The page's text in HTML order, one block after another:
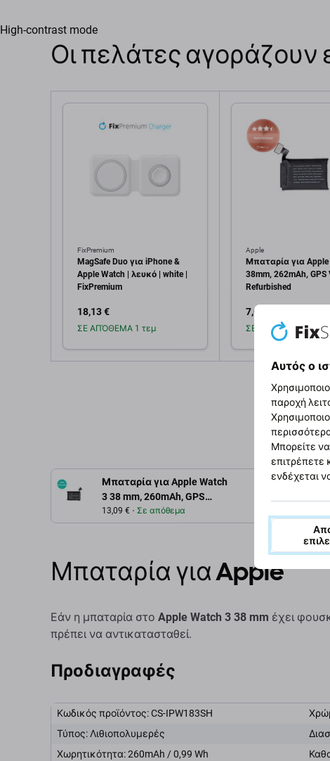
High-contrast mode
Οι πελάτες αγοράζουν
FixPremium
MagSafe Duo για iPhone &
Apple Watch | λευκό | white |
FixPremium
18,13 €
ΣΕ ΑΠΌΘΕΜΑ 1 τεμ
Προσθήκη
καλάθι
Apple
Μπαταρία για Apple
38mm, 262mAh, GPS
Refurbished
7,04 €
ΣΕ ΑΠΌΘΕΜΑ 3 τεμ
Μπαταρία για Apple Watch
3 38 mm, 260mAh, GPS
Version, Li-Pol, 3.81 V,
A1847, HQ
13,09 € Σε απόθεμα
Μπαταρία για Apple
Εάν η μπαταρία στο Apple Watch 3 38 mm έχει
πρέπει να αντικατασταθεί.
Προδιαγραφές
Κωδικός προϊόντος: CS-IPW183SH
Τύπος: Λιθιοπολυμερές
Χωρητικότητα: 260mAh / 0,99 Wh
Αυτός ο
παροχή
Μπορείτε
επιτρέπετε
ενδέχεται